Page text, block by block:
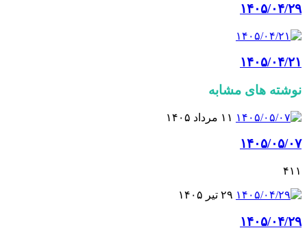
۱۴۰۵/۰۴/۲۹
۱۴۰۵/۰۴/۲۱
نوشته های مشابه
۱۱ مرداد ۱۴۰۵
۱۴۰۵/۰۵/۰۷
۴۱۱
۲۹ تیر ۱۴۰۵
۱۴۰۵/۰۴/۲۹